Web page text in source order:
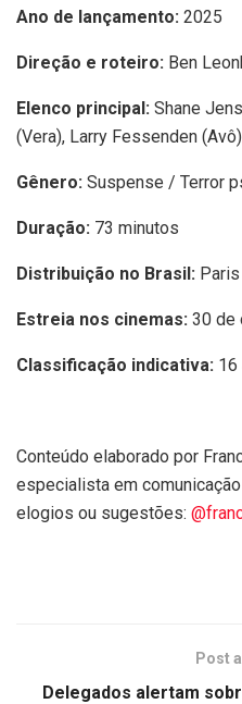
Ano de lançamento: 2025
Direção e roteiro: Ben
Elenco principal: Shane
(Vera), Larry Fessenden
Gênero: Suspense / Terror
Duração: 73 minutos
Distribuição no Brasil:
Estreia nos cinemas: 30 de
Classificação indicativa: 16
Conteúdo elaborado por
especialista em
elogios ou sugestões:
Post
Delegados alertam